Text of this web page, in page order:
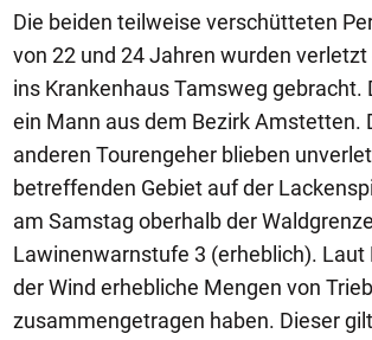
Die beiden teilweise verschütteten
von 22 und 24 Jahren wurden verletzt
ins Krankenhaus Tamsweg gebracht.
ein Mann aus dem Bezirk Amstetten.
anderen Tourengeher blieben
betreffenden Gebiet auf der
am Samstag oberhalb der Waldgrenze
Lawinenwarnstufe 3 (erheblich). Laut
der Wind erhebliche Mengen von
zusammengetragen haben. Dieser